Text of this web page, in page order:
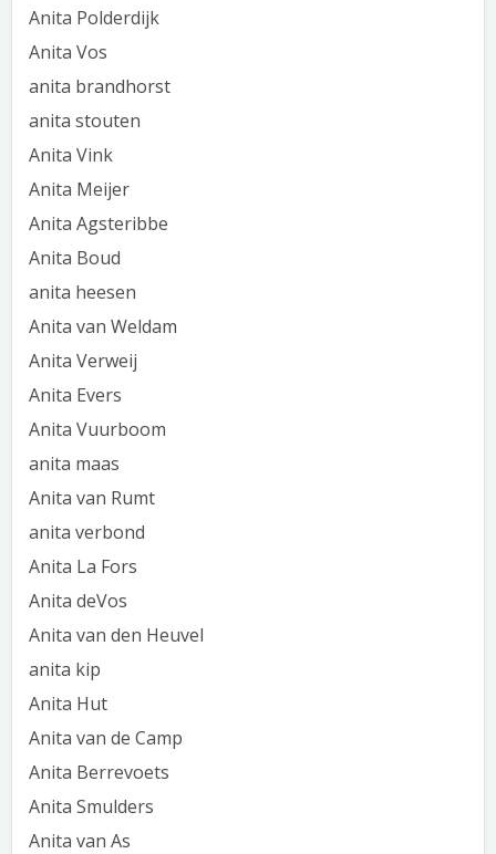
Anita Polderdijk
Anita Vos
anita brandhorst
anita stouten
Anita Vink
Anita Meijer
Anita Agsteribbe
Anita Boud
anita heesen
Anita van Weldam
Anita Verweij
Anita Evers
Anita Vuurboom
anita maas
Anita van Rumt
anita verbond
Anita La Fors
Anita deVos
Anita van den Heuvel
anita kip
Anita Hut
Anita van de Camp
Anita Berrevoets
Anita Smulders
Anita van As